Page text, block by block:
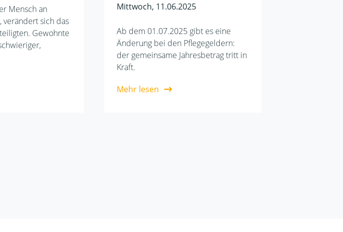
Mensch an
verändert sich das
Gewohnte
Mittwoch, 11.06.2025
Ab dem 01.07.2025 gibt es eine
Änderung bei den Pflegegeldern:
der gemeinsame Jahresbetrag tritt in
Kraft.
Mehr lesen